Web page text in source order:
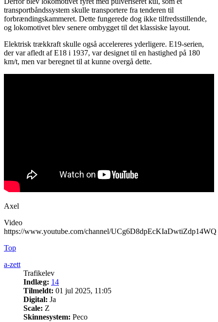
transportbåndssystem skulle transportere fra tenderen til
forbrændingskammeret. Dette fungerede dog ikke tilfredsstillende,
og lokomotivet blev senere ombygget til det klassiske layout.
Elektrisk trækkraft skulle også accelereres yderligere. E19-serien,
der var afledt af E18 i 1937, var designet til en hastighed på 180
km/t, men var beregnet til at kunne overgå dette.
Axel
Video
https://www.youtube.com/channel/UCg6D8dpEcKIaDwtiZdp14WQ
Top
a-zett
Trafikelev
Indlæg: 14
Tilmeldt: 01 jul 2025, 11:05
Digital: Ja
Scale: Z
Skinnesystem: Peco